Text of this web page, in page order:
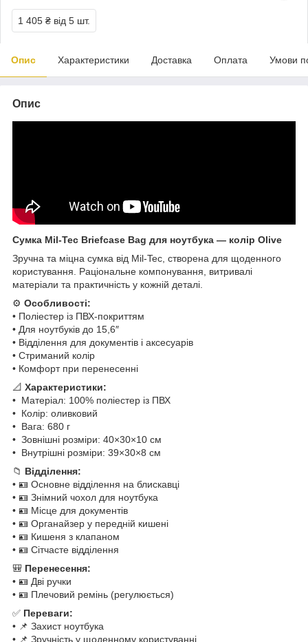
1 405 ₴ від 5 шт.
Опис Характеристики Доставка Оплата Умови
Опис
Сумка Mil-Tec Briefcase Bag для ноутбука — колір Olive
Зручна та міцна сумка від Mil-Tec, створена для щоденного
користування. Раціональне компонування, витривалі
матеріали та практичність у кожній деталі.
⚙️ Особливості:
• Поліестер із ПВХ-покриттям
• Для ноутбуків до 15,6″
• Відділення для документів і аксесуарів
• Стриманий колір
• Комфорт при перенесенні
📐 Характеристики:
• Матеріал: 100% поліестер із ПВХ
• Колір: оливковий
• Вага: 680 г
• Зовнішні розміри: 40×30×10 см
• Внутрішні розміри: 39×30×8 см
📁 Відділення:
• 🪪 Основне відділення на блискавці
• 🪪 Знімний чохол для ноутбука
• 🪪 Місце для документів
• 🪪 Органайзер у передній кишені
• 🪪 Кишеня з клапаном
• 🪪 Сітчасте відділення
🎒 Перенесення:
• 🪪 Дві ручки
• 🪪 Плечовий ремінь (регулюється)
✅ Переваги:
• 📌 Захист ноутбука
• 📌 Зручність у щоденному користуванні